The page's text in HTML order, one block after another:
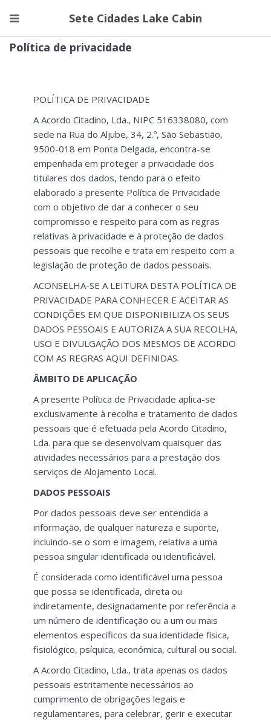
Sete Cidades Lake Cabin
Política de privacidade
POLÍTICA DE PRIVACIDADE
A Acordo Citadino, Lda., NIPC 516338080, com
sede na Rua do Aljube, 34, 2.º, São Sebastião,
9500-018 em Ponta Delgada, encontra-se
empenhada em proteger a privacidade dos
titulares dos dados, tendo para o efeito
elaborado a presente Política de Privacidade
com o objetivo de dar a conhecer o seu
compromisso e respeito para com as regras
relativas à privacidade e à proteção de dados
pessoais que recolhe e trata em respeito com a
legislação de proteção de dados pessoais.
ACONSELHA-SE A LEITURA DESTA POLÍTICA DE
PRIVACIDADE PARA CONHECER E ACEITAR AS
CONDIÇÕES EM QUE DISPONIBILIZA OS SEUS
DADOS PESSOAIS E AUTORIZA A SUA RECOLHA,
USO E DIVULGAÇÃO DOS MESMOS DE ACORDO
COM AS REGRAS AQUI DEFINIDAS.
ÂMBITO DE APLICAÇÃO
A presente Política de Privacidade aplica-se
exclusivamente à recolha e tratamento de dados
pessoais que é efetuada pela Acordo Citadino,
Lda. para que se desenvolvam quaisquer das
atividades necessários para a prestação dos
serviços de Alojamento Local.
DADOS PESSOAIS
Por dados pessoais deve ser entendida a
informação, de qualquer natureza e suporte,
incluindo-se o som e imagem, relativa a uma
pessoa singular identificada ou identificável.
É considerada como identificável uma pessoa
que possa se identificada, direta ou
indiretamente, designadamente por referência a
um número de identificação ou a um ou mais
elementos específicos da sua identidade física,
fisiológico, psíquica, económica, cultural ou social.
A Acordo Citadino, Lda., trata apenas os dados
pessoais estritamente necessários ao
cumprimento de obrigações legais e
regulamentares, para celebrar, gerir e executar